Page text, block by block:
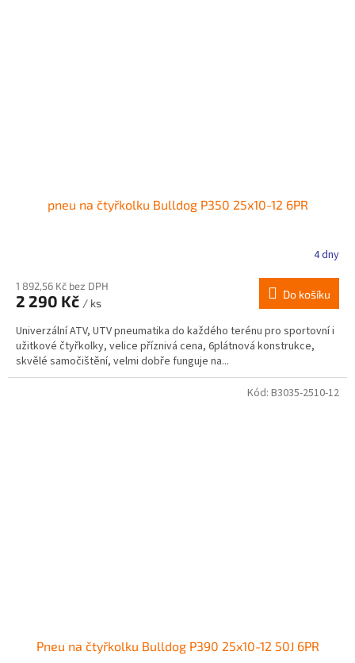
pneu na čtyřkolku Bulldog P350 25x10-12 6PR
4 dny
1 892,56 Kč bez DPH
2 290 Kč / ks
Do košíku
Univerzální ATV, UTV pneumatika do každého terénu pro sportovní i
užitkové čtyřkolky, velice příznivá cena, 6plátnová konstrukce,
skvělé samočištění, velmi dobře funguje na...
Pneu na čtyřkolku Bulldog P390 25x10-12 50J 6PR
Kód: B3035-2510-12